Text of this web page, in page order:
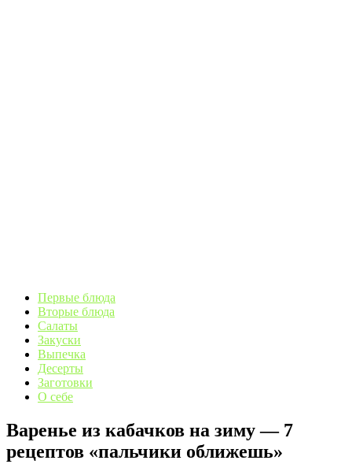
Первые блюда
Вторые блюда
Салаты
Закуски
Выпечка
Десерты
Заготовки
О себе
Варенье из кабачков на зиму — 7
рецептов «пальчики оближешь»